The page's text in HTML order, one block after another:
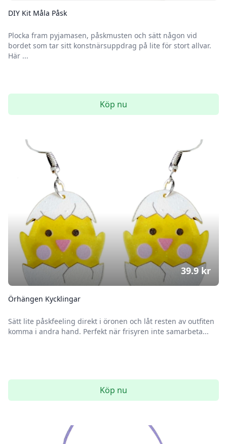
DIY Kit Måla Påsk
Plocka fram pyjamasen, påskmusten och sätt någon vid
bordet som tar sitt konstnärsuppdrag på lite för stort allvar.
Här ...
Köp nu
Örhängen Kycklingar
Sätt lite påskfeeling direkt i öronen och låt resten av outfiten
komma i andra hand. Perfekt när frisyren inte samarbeta...
39.9kr
Köp nu